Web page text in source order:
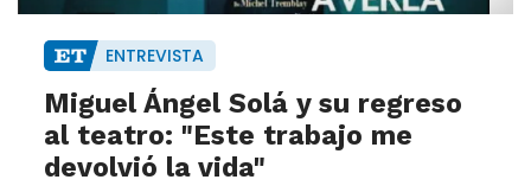
ENTREVISTA
Miguel Ángel Solá y su regreso
al teatro: "Este trabajo me
devolvió la vida"